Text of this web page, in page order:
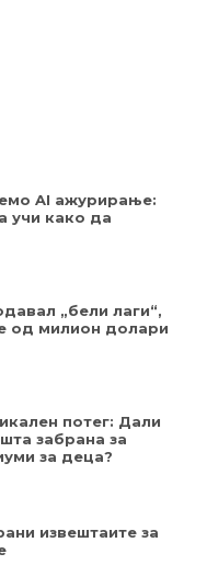
AI ажурирање:
учи како да
„бели лаги“,
од милион долари
потег: Дали
забрана за
за деца?
извештаите за